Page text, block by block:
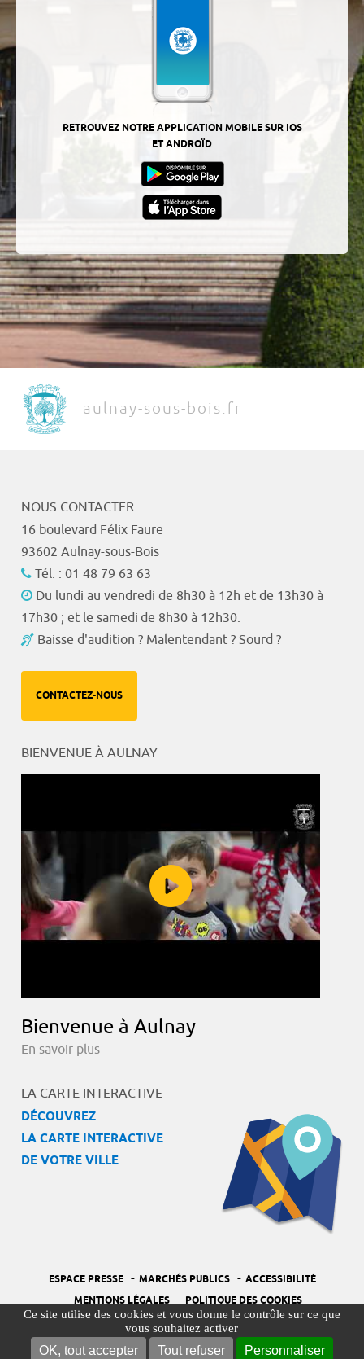
Ce site utilise des cookies et vous donne le contrôle sur ce que
vous souhaitez activer
OK, tout accepter Tout refuser Personnaliser
RETROUVEZ NOTRE APPLICATION MOBILE SUR IOS
ET ANDROÏD
aulnay-sous-bois.fr
NOUS CONTACTER
16 boulevard Félix Faure
93602 Aulnay-sous-Bois
Tél. : 01 48 79 63 63
Du lundi au vendredi de 8h30 à 12h et de 13h30 à
17h30 ; et le samedi de 8h30 à 12h30.
Baisse d'audition ? Malentendant ? Sourd ?
CONTACTEZ-NOUS
BIENVENUE À AULNAY
Bienvenue à Aulnay
En savoir plus
LA CARTE INTERACTIVE
DÉCOUVREZ
LA CARTE INTERACTIVE
DE VOTRE VILLE
ESPACE PRESSE - MARCHÉS PUBLICS - ACCESSIBILITÉ
- MENTIONS LÉGALES - POLITIQUE DES COOKIES
PORTAIL DÉLÉGUÉ À LA PROTECTION DES DONNÉES - PLAN DU SITE
- GESTION DES COOKIES